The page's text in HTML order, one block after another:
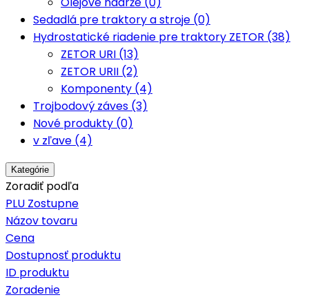
Sedadlá pre traktory a stroje (0)
Hydrostatické riadenie pre traktory ZETOR (38)
ZETOR URI (13)
ZETOR URII (2)
Komponenty (4)
Trojbodový záves (3)
Nové produkty (0)
v zľave (4)
Kategórie
Zoradiť podľa
PLU Zostupne
Názov tovaru
Cena
Dostupnosť produktu
ID produktu
Zoradenie